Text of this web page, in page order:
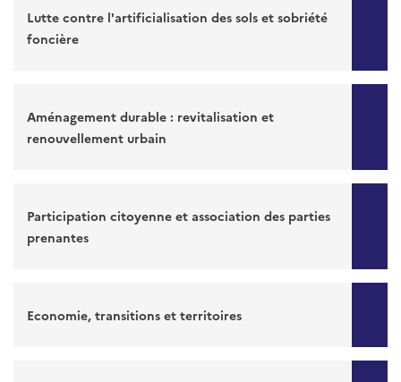
Lutte contre l'artificialisation des sols et sobriété
foncière
Aménagement durable : revitalisation et
renouvellement urbain
Participation citoyenne et association des parties
prenantes
Economie, transitions et territoires